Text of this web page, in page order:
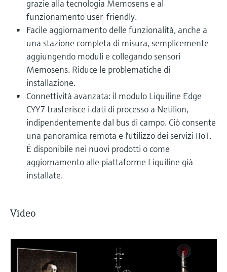
grazie alla tecnologia Memosens e al
funzionamento user-friendly.
Facile aggiornamento delle funzionalità, anche a
una stazione completa di misura, semplicemente
aggiungendo moduli e collegando sensori
Memosens. Riduce le problematiche di
installazione.
Connettività avanzata: il modulo Liquiline Edge
CYY7 trasferisce i dati di processo a Netilion,
indipendentemente dal bus di campo. Ciò consente
una panoramica remota e l'utilizzo dei servizi IIoT.
È disponibile nei nuovi prodotti o come
aggiornamento alle piattaforme Liquiline già
installate.
Video